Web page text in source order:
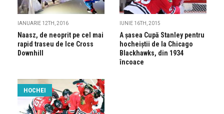
IANUARIE 12TH, 2016
Naasz, de neoprit pe cel mai
rapid traseu de Ice Cross
Downhill
IUNIE 16TH, 2015
A șasea Cupă Stanley pentru
hocheiștii de la Chicago
Blackhawks, din 1934
încoace
HOCHEI